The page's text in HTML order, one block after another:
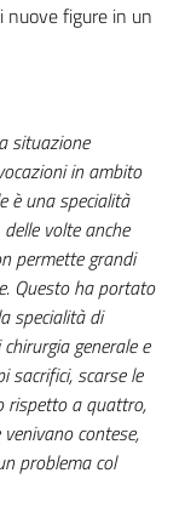
nuove figure in un
situazione
in ambito
è una specialità
volte anche
permette grandi
Questo ha portato
specialità di
generale e
sacrifici, scarse le
rispetto a quattro,
contese,
problema col